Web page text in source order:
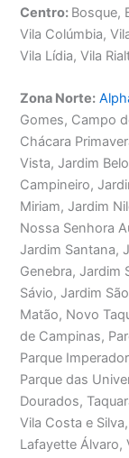
Centro: Bosque,
Vila Colúmbia,
Vila Lídia, Vila
Zona Norte:
Gomes, Campo
Chácara
Vista, Jardim
Campineiro,
Miriam, Jardim
Nossa Senhora
Jardim Santana,
Genebra, Jardim
Sávio, Jardim
Matão, Novo
de Campinas,
Parque
Parque das
Dourados,
Vila Costa e
Lafayette Álvaro,